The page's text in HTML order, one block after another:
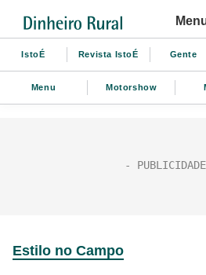
IstoÉ Revista IstoÉ Gente
Menu Motorshow
Estilo no Campo